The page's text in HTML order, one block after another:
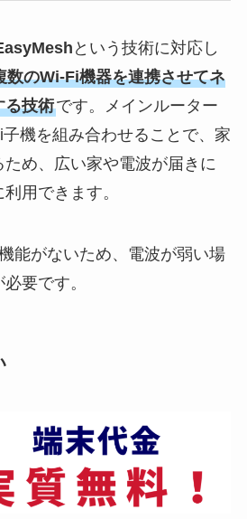
という技術に対応し
数のWi-Fi機器を連携させてネ
る技術です。メインルーター
機を組み合わせることで、家
め、広い家や電波が届きに
用できます。
能がないため、電波が弱い場
要です。